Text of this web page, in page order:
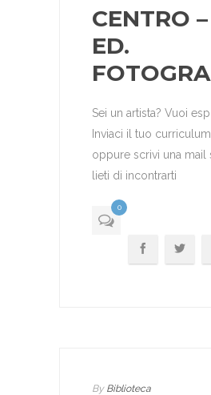
CENTRO
ED.
Sei un artista? Vuoi
Inviaci il tuo
oppure scrivi una mail
lieti di incontrarti
0
ByBiblioteca